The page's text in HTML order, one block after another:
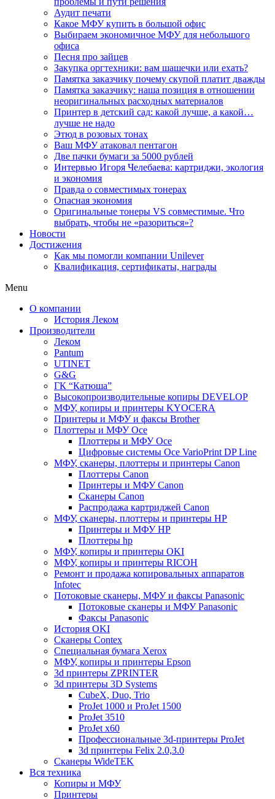
Аудит печати
Какое МФУ купить в большой офис
Выбираем экономичное МФУ для небольшого
офиса
Песня про зайцев
Закупка оргтехники: вам шашечки или ехать?
Памятка заказчику почему скупой платит дважды
Памятка заказчику: наша позиция в отношении
неоригинальных расходных материалов
Принтер в детский сад: какой лучше, а какой…
лучше не надо
Этюд в розовых тонах
Ваш МФУ атаковал пентагон
Две пачки бумаги за 5000 рублей
Интервью Игоря Челебаева: картриджи, экология
и экономия
Правда о совместимых тонерах
Опасная экономия
Оригинальные тонеры VS совместимые. Что
выбрать, чтобы не «разориться»?
Новости
Достижения
Как мы помогли компании Unilever
Квалификация, сертификаты, награды
Menu
О компании
История Леком
Производители
Леком
Pantum
UTINET
G&G
ГК “Катюша”
Высокопроизводительные копиры DEVELOP
МФУ, копиры и принтеры KYOCERA
Принтеры и МФУ и факсы Brother
Плоттеры и МФУ Oce
Плоттеры и МФУ Oce
Цифровые системы Oce VarioPrint DP Line
МФУ, сканеры, плоттеры и принтеры Canon
Плоттеры Canon
Принтеры и МФУ Canon
Сканеры Canon
Распродажа картриджей Canon
МФУ, сканеры, плоттеры и принтеры HP
Принтеры и МФУ HP
Плоттеры hp
МФУ, копиры и принтеры OKI
МФУ, копиры и принтеры RICOH
Ремонт и продажа копировальных аппаратов
Infotec
Потоковые сканеры, МФУ и факсы Panasonic
Потоковые сканеры и МФУ Panasonic
Факсы Panasonic
История OKI
Сканеры Contex
Специальная бумага Xerox
МФУ, копиры и принтеры Epson
3d принтеры ZPRINTER
3d принтеры 3D Systems
CubeX, Duo, Trio
ProJet 1000 и ProJet 1500
ProJet 3510
ProJet x60
Профессиональные 3d-принтеры ProJet
3d принтеры Felix 2.0,3.0
Сканеры WideTEK
Вся техника
Копиры и МФУ
Принтеры